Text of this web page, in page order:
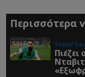
Περισσότερα
Super